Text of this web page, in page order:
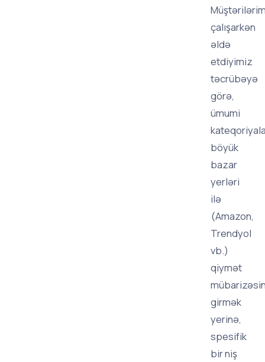
çalışarkən
əldə
etdiyimiz
təcrübəyə
görə,
ümumi
böyük
bazar
yerləri
ilə
(Amazon,
Trendyol
vb.)
qiymət
girmək
yerinə,
spesifik
bir niş